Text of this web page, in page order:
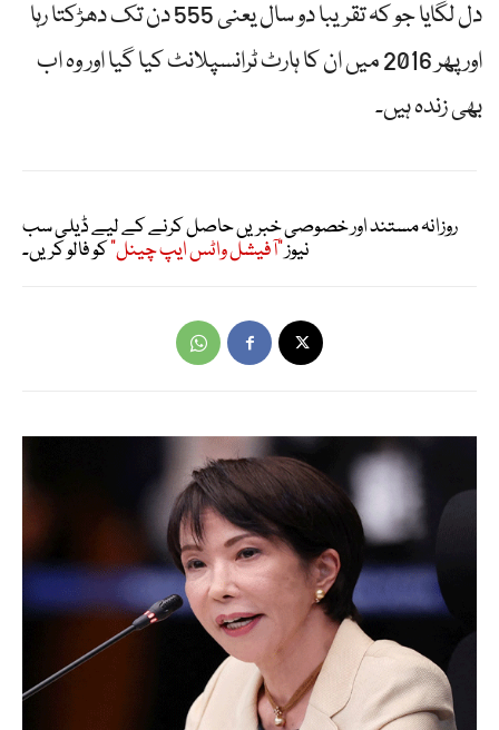
دل لگایا جو کہ تقریبا دو سال یعنی 555 دن تک دھڑکتا رہا
اور پھر 2016 میں ان کا ہارٹ ٹرانسپلانٹ کیا گیا اور وہ اب
بھی زندہ ہیں۔
روزانہ مستند اور خصوصی خبریں حاصل کرنے کے لیے ڈیلی سب
نیوز"آفیشل واٹس ایپ چینل"کو فالو کریں۔